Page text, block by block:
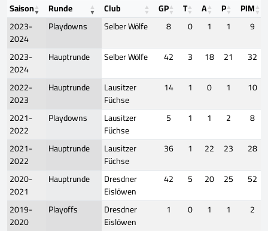
Saison Runde Club GP T A P
PIM
2023-
2024
Playdowns Selber Wölfe 8 0 1 1
9
2023-
2024
Hauptrunde Selber Wölfe 42 3 18 21
32
2022-
2023
Hauptrunde
Lausitzer
Füchse
14 1 0 1
10
2021-
2022
Playdowns
Lausitzer
Füchse
5 1 1 2
8
2021-
2022
Hauptrunde
Lausitzer
Füchse
36 1 22 23
28
2020-
2021
Hauptrunde
Dresdner
Eislöwen
42 5 20 25
52
2019-
2020
Playoffs
Dresdner
Eislöwen
1 0 1 1
2